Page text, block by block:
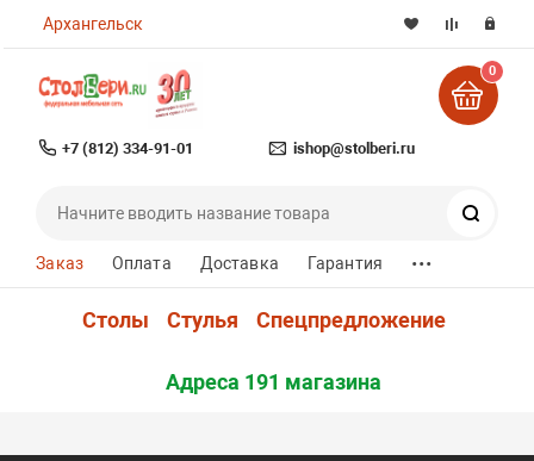
Архангельск
+7 (812) 334-91-01 ishop@stolberi.ru
0
Заказ Оплата Доставка Гарантия ...
Столы Стулья Спецпредложение
Адреса 191 магазина